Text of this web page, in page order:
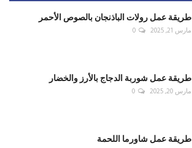
طريقة عمل رولات الباذنجان بالصوص الأحمر
مارس 21, 2025 0
طريقة عمل شوربة الدجاج بالأرز والخضار
مارس 20, 2025 0
طريقة عمل شاورما اللحمة